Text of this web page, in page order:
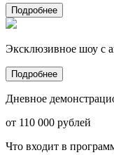
Подробнее
Эксклюзивное шоу с
Подробнее
Дневное
от 110 000 рублей
Что входит в